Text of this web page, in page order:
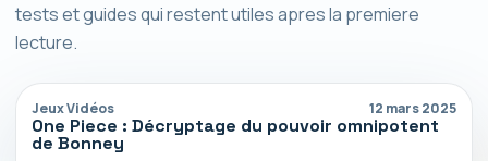
tests et guides qui restent utiles apres la premiere
lecture.
Jeux Vidéos 12 mars 2025
One Piece : Décryptage du pouvoir omnipotent
de Bonney